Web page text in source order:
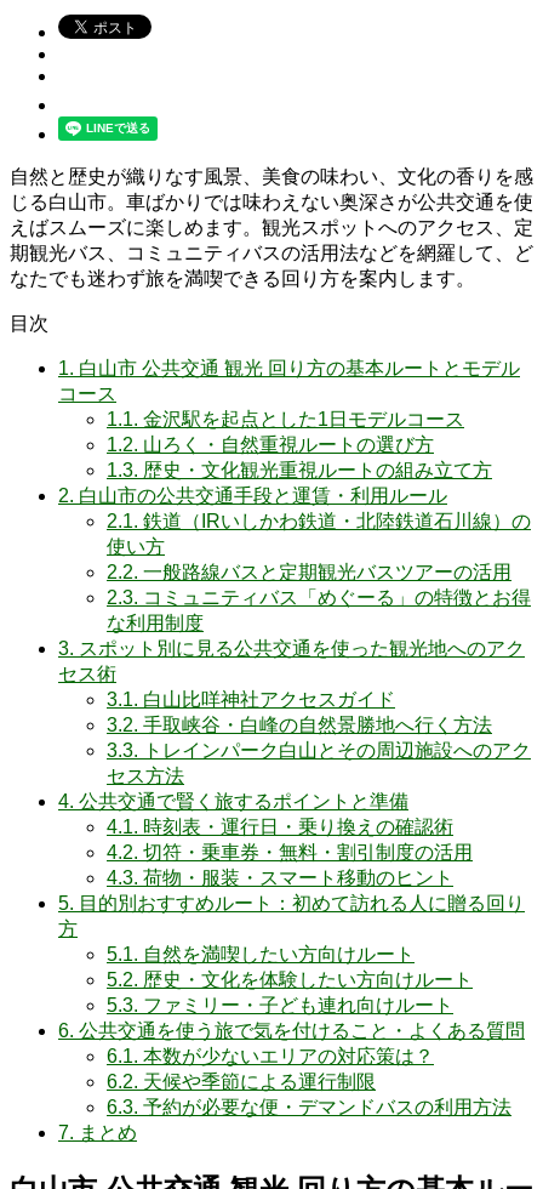
自然と歴史が織りなす風景、美食の味わい、文化の香りを感
じる白山市。車ばかりでは味わえない奥深さが公共交通を使
えばスムーズに楽しめます。観光スポットへのアクセス、定
期観光バス、コミュニティバスの活用法などを網羅して、ど
なたでも迷わず旅を満喫できる回り方を案内します。
目次
1. 白山市 公共交通 観光 回り方の基本ルートとモデル
コース
1.1. 金沢駅を起点とした1日モデルコース
1.2. 山ろく・自然重視ルートの選び方
1.3. 歴史・文化観光重視ルートの組み立て方
2. 白山市の公共交通手段と運賃・利用ルール
2.1. 鉄道（IRいしかわ鉄道・北陸鉄道石川線）の
使い方
2.2. 一般路線バスと定期観光バスツアーの活用
2.3. コミュニティバス「めぐーる」の特徴とお得
な利用制度
3. スポット別に見る公共交通を使った観光地へのアク
セス術
3.1. 白山比咩神社アクセスガイド
3.2. 手取峡谷・白峰の自然景勝地へ行く方法
3.3. トレインパーク白山とその周辺施設へのアク
セス方法
4. 公共交通で賢く旅するポイントと準備
4.1. 時刻表・運行日・乗り換えの確認術
4.2. 切符・乗車券・無料・割引制度の活用
4.3. 荷物・服装・スマート移動のヒント
5. 目的別おすすめルート：初めて訪れる人に贈る回り
方
5.1. 自然を満喫したい方向けルート
5.2. 歴史・文化を体験したい方向けルート
5.3. ファミリー・子ども連れ向けルート
6. 公共交通を使う旅で気を付けること・よくある質問
6.1. 本数が少ないエリアの対応策は？
6.2. 天候や季節による運行制限
6.3. 予約が必要な便・デマンドバスの利用方法
7. まとめ